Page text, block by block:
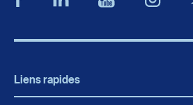
Liens rapides